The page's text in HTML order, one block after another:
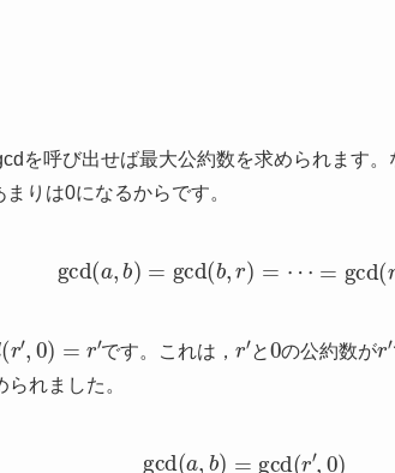
を呼び出せば最大公約数を求められます
りは0になるからです。
(3) gcd =gcd b (r′
( ′ 0)
です。これは，
′
と
0
の公約数が
′
れました。
gcd (a gcd r ,0)